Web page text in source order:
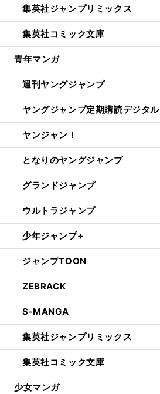
集英社ジャンプリミックス
集英社コミック文庫
青年マンガ
週刊ヤングジャンプ
ヤングジャンプ定期購読デジタル
ヤンジャン！
となりのヤングジャンプ
グランドジャンプ
ウルトラジャンプ
少年ジャンプ+
ジャンプTOON
ZEBRACK
S-MANGA
集英社ジャンプリミックス
集英社コミック文庫
少女マンガ